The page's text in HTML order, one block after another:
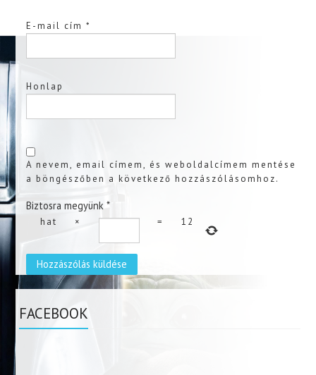
E-mail cím*
Honlap
A nevem, email címem, és weboldalcímem mentése
a böngészőben a következő hozzászólásomhoz.
Biztosra megyünk *
hat × = 12
FACEBOOK